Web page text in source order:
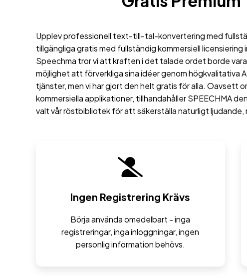
Upplev professionell text-till-tal-konvertering med
tillgängliga gratis med fullständig kommersiell
Speechma tror vi att kraften i det talade ordet borde
möjlighet att förverkliga sina idéer genom högkvalitativa
tjänster, men vi har gjort den helt gratis för alla. Oavsett
kommersiella applikationer, tillhandahåller SPEECHMA
valt vår röstbibliotek för att säkerställa naturligt ljudande,
Ingen Registrering Krävs
Börja använda omedelbart - inga
registreringar, inga inloggningar, ingen
personlig information behövs.